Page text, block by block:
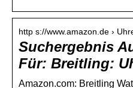
http s://www.amazon.de ›
Suchergebnis
Für: Breitling:
Amazon.com: Breitling